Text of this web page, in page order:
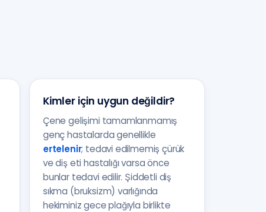
Kimler için uygun değildir?
Çene gelişimi tamamlanmamış
genç hastalarda genellikle
ertelenir; tedavi edilmemiş çürük
ve diş eti hastalığı varsa önce
bunlar tedavi edilir. Şiddetli diş
sıkma (bruksizm) varlığında
hekiminiz gece plağıyla birlikte